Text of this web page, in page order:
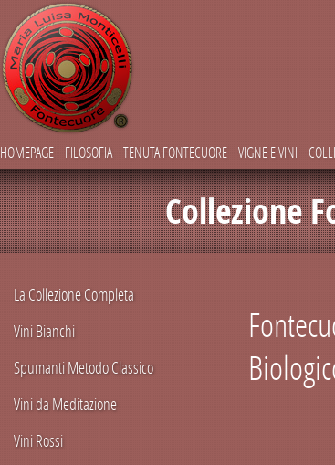
HOMEPAGE FILOSOFIA TENUTA FONTECUORE VIGNE E VINI
Collezione
La Collezione Completa
Vini Bianchi
Spumanti Metodo Classico
Vini da Meditazione
Vini Rossi